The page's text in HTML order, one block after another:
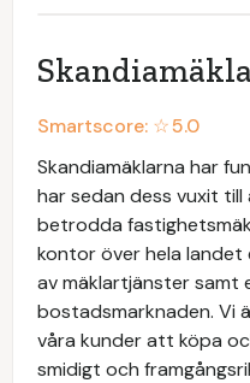
Smartscore: ☆5.0
Skandiamäklarna har
har sedan dess vuxit
betrodda
kontor över hela
av mäklartjänster samt
bostadsmarknaden. Vi
våra kunder att köpa
smidigt och